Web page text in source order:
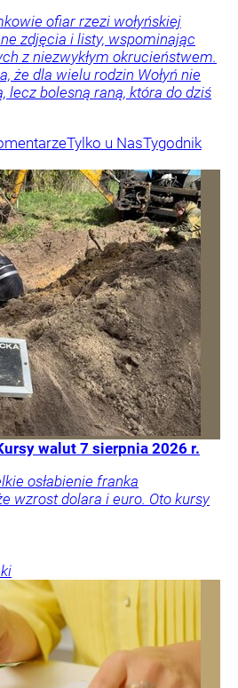
ofiar rzezi wołyńskiej
zdjęcia i listy, wspominając
z niezwykłym okrucieństwem.
że dla wielu rodzin Wołyń nie
lecz bolesną raną, która do dziś
Tylko u NasTygodnik
walut 7 sierpnia 2026 r.
osłabienie franka
wzrost dolara i euro. Oto kursy